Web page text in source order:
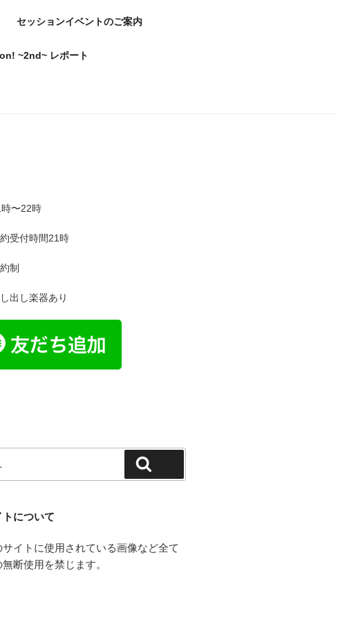
セッションイベントのご案内
~2nd~ レポート
時〜22時
約受付時間21時
制
出し楽器あり
トについて
サイトに使用されている画像など全て
断使用を禁じます。